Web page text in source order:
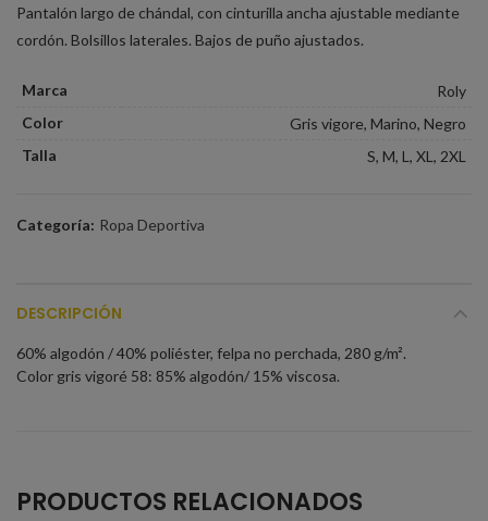
Pantalón largo de chándal, con cinturilla ancha ajustable mediante
cordón. Bolsillos laterales. Bajos de puño ajustados.
Marca
Roly
Color
Gris vigore, Marino, Negro
Talla
S, M, L, XL, 2XL
Categoría: Ropa Deportiva
DESCRIPCIÓN
60% algodón / 40% poliéster, felpa no perchada, 280 g/m².
Color gris vigoré 58: 85% algodón/ 15% viscosa.
PRODUCTOS RELACIONADOS